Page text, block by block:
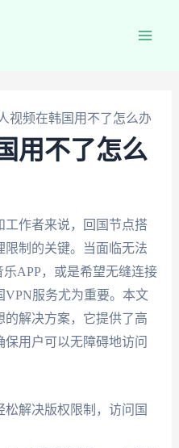
视频在韩国用不了怎么办
用不了怎么
工作者来说，回国节点搭
限制的关键。当面临无法
APP，或是希望无缝连接
VPN服务尤为重要。本文
解决方案，它提供了高
用户可以无障碍地访问
解决版权限制，访问国